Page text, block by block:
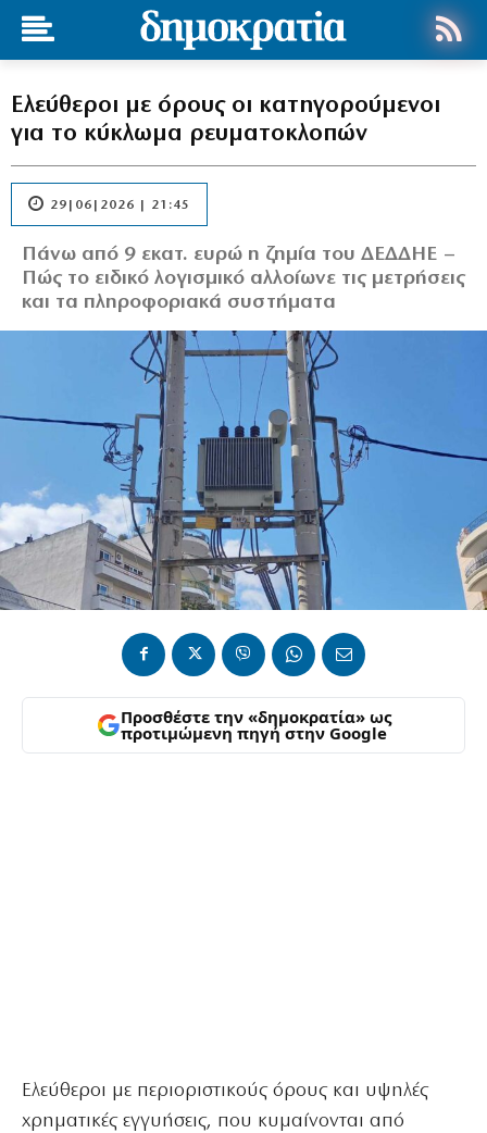
Ελεύθεροι με όρους οι κατηγορούμενοι
για το κύκλωμα ρευματοκλοπών
29|06|2026 | 21:45
Πάνω από 9 εκατ. ευρώ η ζημία του ΔΕΔΔΗΕ –
Πώς το ειδικό λογισμικό αλλοίωνε τις μετρήσεις
και τα πληροφοριακά συστήματα
Προσθέστε την «δημοκρατία» ως
προτιμώμενη πηγή στην Google
Ελεύθεροι με περιοριστικούς όρους και υψηλές
χρηματικές εγγυήσεις, που κυμαίνονται από